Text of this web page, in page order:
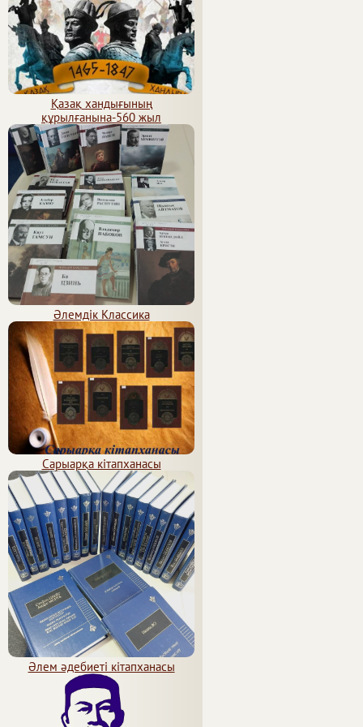
Қазақ хандығының
құрылғанына-560 жыл
Әлемдік Классика
Сарыарқа кітапханасы
Әлем әдебиеті кітапханасы